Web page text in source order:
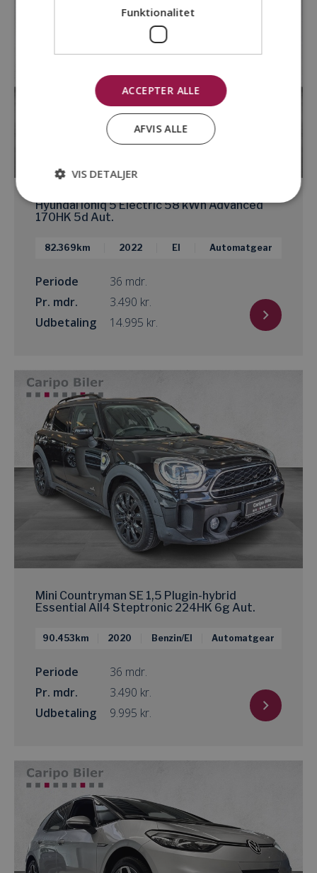
Hyundai Ioniq 5 Electric 58 kWh Advanced
170HK 5d Aut.
82.369km 2022 El Automatgear
Periode
36 mdr.
Pr. mdr.
kr.
Udbetaling
kr.
Mini Countryman SE 1,5 Plugin-hybrid
Essential All4 Steptronic 224HK 6g Aut.
90.453km 2020 Benzin/El Automatgear
Periode
36 mdr.
Pr. mdr.
kr.
Udbetaling
kr.
Funktionalitet
ACCEPTER ALLE
AFVIS ALLE
VIS DETALJER